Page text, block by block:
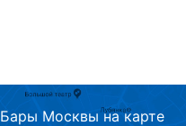
Бары Москвы на карте